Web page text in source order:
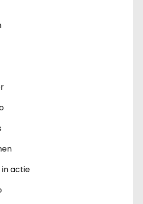
actie